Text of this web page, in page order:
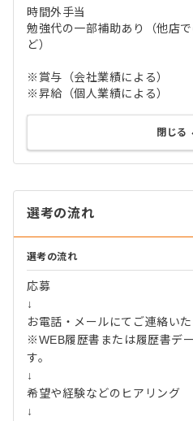
時間外手当
勉強代の一部補助あり（他店
ど）
※賞与（会社業績による）
※昇給（個人業績による）
閉じる
選考の流れ
選考の流れ
応募
↓
お電話・メールにてご連絡いた
※WEB履歴書または履歴書デ
す。
↓
希望や経験などのヒアリング
↓